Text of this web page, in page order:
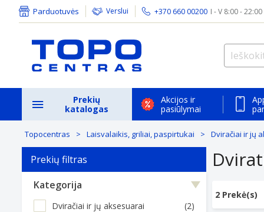
Parduotuvės Verslui +370 660 00200 I - V 8:00 - 22:00
Prekių
katalogas
Akcijos ir
pasiūlymai
Topocentras Laisvalaikis, griliai, paspirtukai Dviračiai ir jų
Prekių filtras
Kategorija
Dviračiai ir jų aksesuarai
(2)
2 Prekė(s)